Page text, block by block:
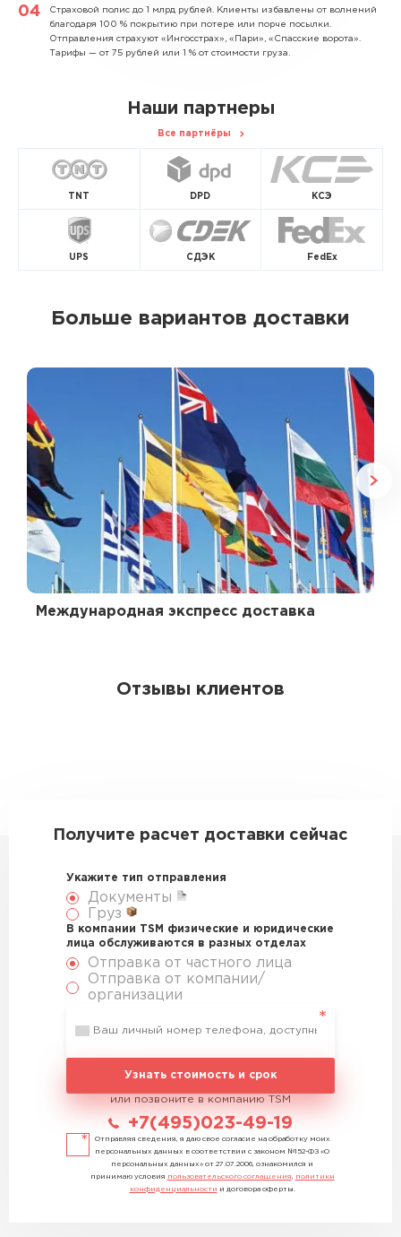
Страховой полис до 1 млрд рублей. Клиенты избавлены от волнений
благодаря 100 % покрытию при потере или порче посылки.
Отправления страхуют «Ингосстрах», «Пари», «Спасские ворота».
Тарифы — от 75 рублей или 1 % от стоимости груза.
Наши партнеры
Все партнёры
TNT DPD КСЭ
UPS СДЭК FedEx
Больше вариантов доставки
Международная экспресс доставка
Отзывы клиентов
Получите расчет доставки сейчас
Укажите тип отправления
Документы
Груз
В компании TSM физические и юридические
лица обслуживаются в разных отделах
Отправка от частного лица
Отправка от компании/
организации
Узнать стоимость и срок
или позвоните в компанию TSM
+7(495)023-49-19
Отправляя сведения, я даю свое согласие на обработку моих
персональных данных в соответствии с законом №152-ФЗ «О
персональных данных» от 27.07.2006, ознакомился и
принимаю условия пользовательского соглашения
политики
конфиденциальности и договора оферты.